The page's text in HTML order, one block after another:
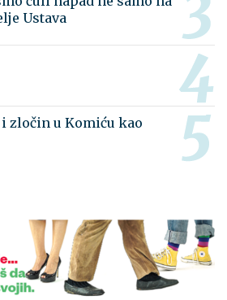
Ustava
zločin u Komiću kao